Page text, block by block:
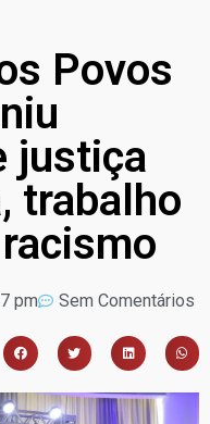
Povos
justiça
trabalho
pm Sem Comentários